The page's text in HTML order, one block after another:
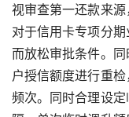
视审查第一还款来源
对于信用卡专项分
而放松审批条件。
户授信额度进行重
频次。同时合理设